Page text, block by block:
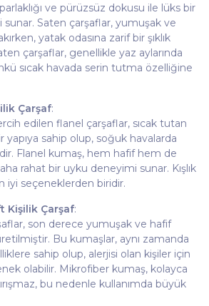
ve pürüzsüz dokusu ile lüks bir
Saten çarşaflar, yumuşak ve
yatak odasına zarif bir şıklık
çarşaflar, genellikle yaz aylarında
sıcak havada serin tutma özelliğine
Çarşaf:
edilen flanel çarşaflar, sıcak tutan
yapıya sahip olup, soğuk havalarda
Flanel kumaş, hem hafif hem de
rahat bir uyku deneyimi sunar. Kışlık
iyi seçeneklerden biridir.
Kişilik Çarşaf:
son derece yumuşak ve hafif
Bu kumaşlar, aynı zamanda
sahip olup, alerjisi olan kişiler için
olabilir. Mikrofiber kumaş, kolayca
bu nedenle kullanımda büyük